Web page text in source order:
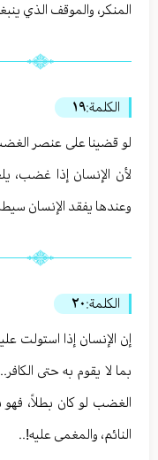
المنكر، والموقف الذي
الكلمة:١٩
لو قضينا على عنصر
لأن الإنسان إذا غضب،
وعندها يفقد الإنسان
الكلمة:٢٠
إن الإنسان إذا استولت
بما لا يقوم به حتى
الغضب لو كان بطلاً،
النائم، والمغمى عليه!..